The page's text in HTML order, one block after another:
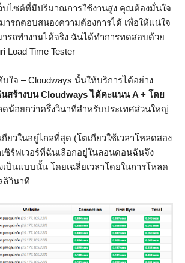
บไซต์ที่มีปริมาณการใช้งานสูง คุณต้องมั่นใจ
รถตอบสนองความต้องการได้ เพื่อให้แน่ใจ
ารถทำงานได้จริง ฉันได้ทำการทดสอบด้วย
Load Time Tester
ใจ – Cloudways นั้นให้บริการได้อย่าง
สร้างบน Cloudways ได้คะแนน A + โดย
ดน้อยกว่าครึ่งวินาทีสำหรับประเทศส่วนใหญ่
กียวในอยู่ไกลที่สุด (โตเกียวใช้เวลาโหลดสอง
ซิร์ฟเวอร์ที่ฉันเลือกอยู่ในลอนดอนฉันจึง
เป็นแบบนั้น โดยเฉลี่ยเวลาโดยในการโหลด
ลิวินาที